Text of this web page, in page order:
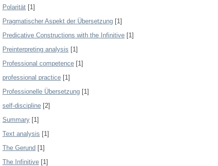
Polarität [1]
Pragmatischer Aspekt der Übersetzung [1]
Predicative Constructions with the Infinitive [1]
Preinterpreting analysis [1]
Professional competence [1]
professional practice [1]
Professionelle Übersetzung [1]
self-discipline [2]
Summary [1]
Text analysis [1]
The Gerund [1]
The Infinitive [1]